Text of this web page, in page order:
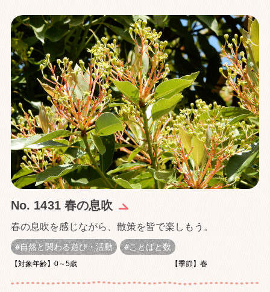
No. 1431 春の息吹
春の息吹を感じながら、散策を皆で楽しもう。
自然と関わる遊び・活動 ことばと数
【対象年齢】0～5歳 【季節】春